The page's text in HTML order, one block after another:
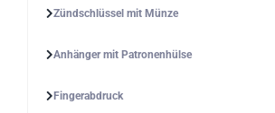
Zündschlüssel mit Münze
Anhänger mit Patronenhülse
Fingerabdruck